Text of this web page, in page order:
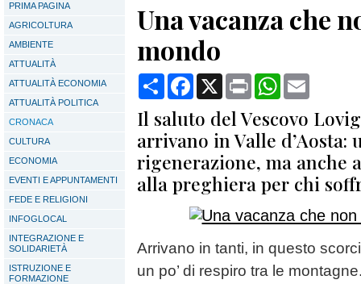
PRIMA PAGINA
AGRICOLTURA
AMBIENTE
ATTUALITÀ
ATTUALITÀ ECONOMIA
ATTUALITÀ POLITICA
CRONACA
CULTURA
ECONOMIA
EVENTI E APPUNTAMENTI
FEDE E RELIGIONI
INFOGLOCAL
INTEGRAZIONE E
SOLIDARIETÀ
ISTRUZIONE E
FORMAZIONE
Una vacanza che
mondo
CondividiFacebook
X Print WhatsApp
Il saluto del Vescovo
arrivano in Valle d’Aosta:
rigenerazione, ma anche
alla preghiera per chi
Arrivano in tanti, in questo
un po’ di respiro tra le